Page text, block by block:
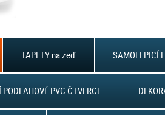
TAPETY na zeď SAMOLEPICÍ
PVC ČTVERCE